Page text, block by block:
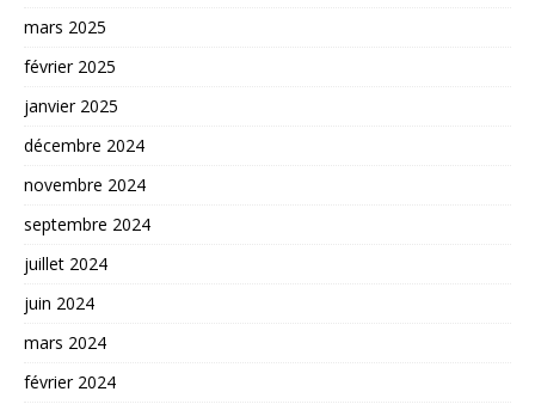
mars 2025
février 2025
janvier 2025
décembre 2024
novembre 2024
septembre 2024
juillet 2024
juin 2024
mars 2024
février 2024